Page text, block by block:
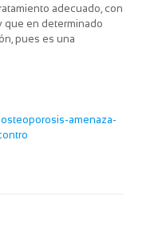
adecuado, con
que en determinado
pues es una
amenaza-